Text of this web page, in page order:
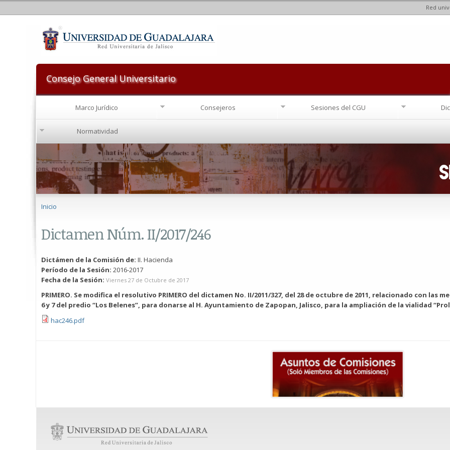
Red
Consejo General Universitario
Marco Jurídico Consejeros Sesiones del CGU
Normatividad
Inicio
Dictamen Núm. II/2017/246
Dictámen de la Comisión de: II. Hacienda
Período de la Sesión: 2016-2017
Fecha de la Sesión: Viernes 27 de Octubre de 2017
PRIMERO. Se modifica el resolutivo PRIMERO del dictamen No. II/2011/327, del 28 de octubre de 2011, relacionado con las
6 y 7 del predio “Los Belenes”, para donarse al H. Ayuntamiento de Zapopan, Jalisco, para la ampliación de la vialidad
hac246.pdf